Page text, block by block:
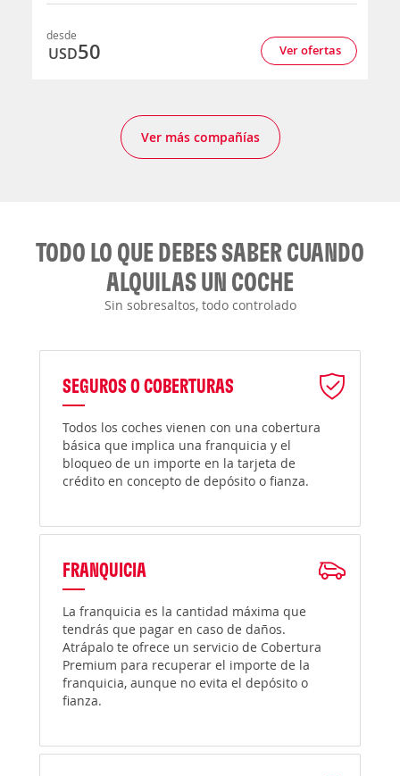
desde
USD50 Ver ofertas
Ver más compañías
TODO LO QUE DEBES SABER CUANDO
ALQUILAS UN COCHE
Sin sobresaltos, todo controlado
SEGUROS O COBERTURAS
Todos los coches vienen con una cobertura
básica que implica una franquicia y el
bloqueo de un importe en la tarjeta de
crédito en concepto de depósito o fianza.
FRANQUICIA
La franquicia es la cantidad máxima que
tendrás que pagar en caso de daños.
Atrápalo te ofrece un servicio de Cobertura
Premium para recuperar el importe de la
franquicia, aunque no evita el depósito o
fianza.